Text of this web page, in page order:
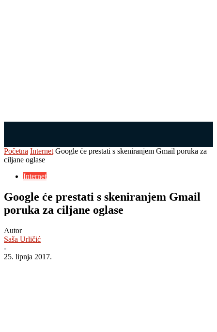
Početna Internet Google će prestati s skeniranjem Gmail poruka za
ciljane oglase
Internet
Google će prestati s skeniranjem Gmail
poruka za ciljane oglase
Autor
Saša Urličić
-
25. lipnja 2017.